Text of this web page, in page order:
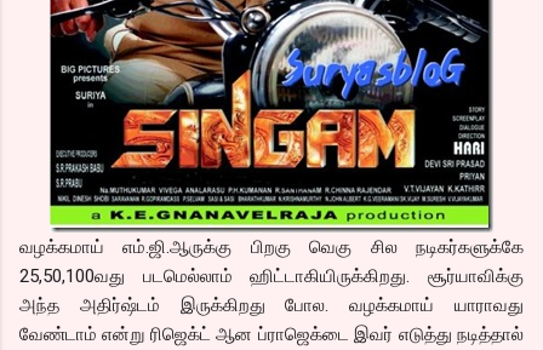
வழக்கமாய் எம்.ஜி.ஆருக்கு பிறகு வெகு சில நடிகர்களுக்கே
25,50,100வது படமெல்லாம் ஹிட்டாகியிருக்கிறது. சூர்யாவிக்கு
அந்த அதிர்ஷ்டம் இருக்கிறது போல. வழக்கமாய் யாராவது
வேண்டாம் என்று ரிஜெக்ட் ஆன ப்ராஜெக்டை இவர் எடுத்து நடித்தால்